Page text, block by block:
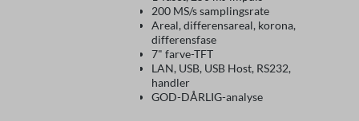
200 MS/s samplingsrate
Areal, differensareal, korona,
differensfase
7" farve-TFT
LAN, USB, USB Host, RS232,
handler
GOD-DÅRLIG-analyse